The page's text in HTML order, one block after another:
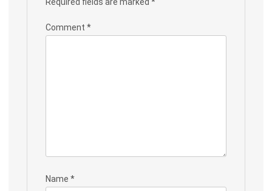
Required fields are marked *
Comment *
Name *